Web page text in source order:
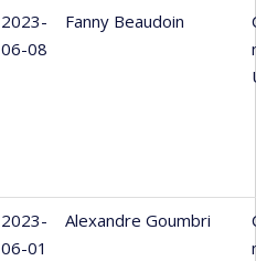
2023-
06-08
Fanny Beaudoin
2023-
06-01
Alexandre Goumbri